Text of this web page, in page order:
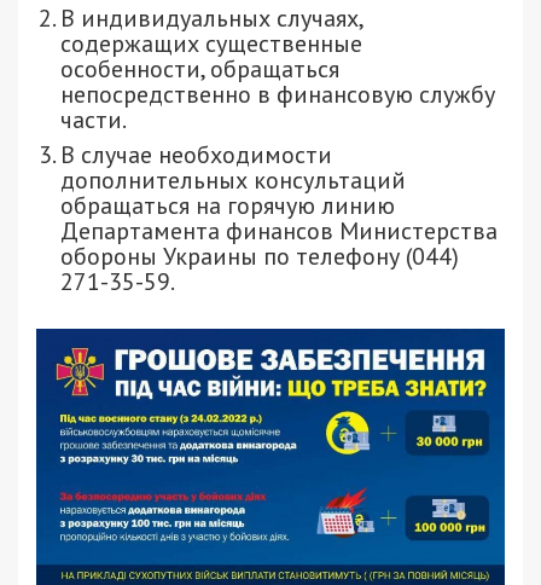
В индивидуальных случаях,
содержащих существенные
особенности, обращаться
непосредственно в финансовую службу
части.
В случае необходимости
дополнительных консультаций
обращаться на горячую линию
Департамента финансов Министерства
обороны Украины по телефону (044)
271-35-59.